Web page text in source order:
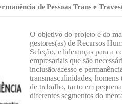
de Pessoas Trans e
O objetivo do projeto e do
gestores(as) de Recursos
Seleção, e lideranças para a
empresariais que são
inclusão/acesso e
transmasculinidades, homens
de trabalho, tanto em
diferentes segmentos do